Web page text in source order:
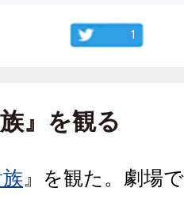
1
』を観る
』を観た。劇場